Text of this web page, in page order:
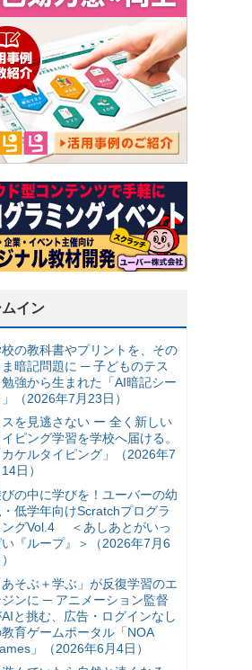
ムイン
の教科書やプリントを、その
ま暗記問題に ─ 子どものテス
勉強から生まれた「AI暗記シー
」（2026年7月23日）
スを見逃さない ー 全く新しい
イピング学習を学校へ届ける。
カケルタイピング」（2026年7
日）
の中に学びを！ユーバーの幼
・低学年向けScratchプログラ
ングVol.4 ＜あしあとがいっ
『ループ』＞（2026年7月6
あそぶ＋学ぶ」が反復学習のエ
ジンに ─ アニメーション監督
と挑む、広告・ログインなし
育ゲームポータル「NOA
」（2026年6月4日）